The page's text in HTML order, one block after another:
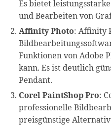
Es bietet
und Bearbeiten von
Affinity Photo: Affinity
Funktionen von Adobe
kann. Es ist deutlich
Pendant.
Corel PaintShop Pro:
professionelle
preisgünstige